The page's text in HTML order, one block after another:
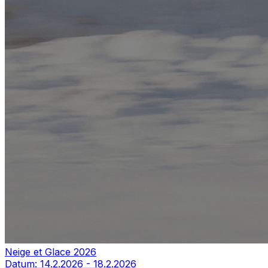
Neige et Glace 2026
Datum: 14.2.2026 - 18.2.2026